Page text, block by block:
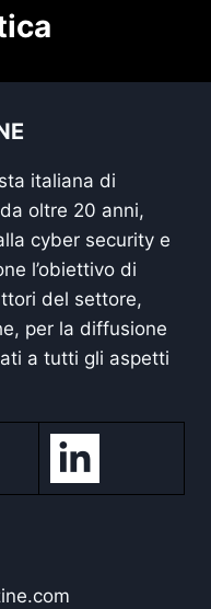
italiana di
oltre 20 anni,
cyber security e
l’obiettivo di
del settore,
per la diffusione
a tutti gli aspetti